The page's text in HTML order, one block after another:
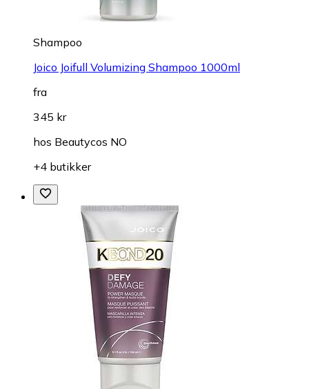
Shampoo
Joico Joifull Volumizing Shampoo 1000ml
fra
345 kr
hos Beautycos NO
+4 butikker